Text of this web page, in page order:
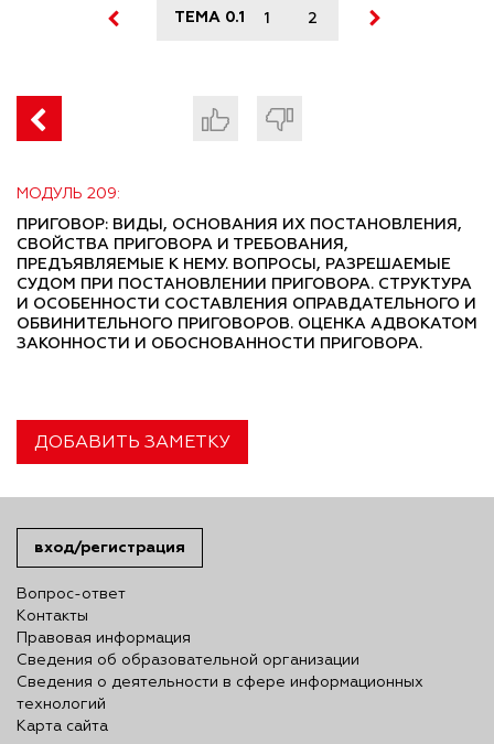
ТЕМА 0.1 1 2
МОДУЛЬ 209:
ПРИГОВОР: ВИДЫ, ОСНОВАНИЯ ИХ ПОСТАНОВЛЕНИЯ,
СВОЙСТВА ПРИГОВОРА И ТРЕБОВАНИЯ,
ПРЕДЪЯВЛЯЕМЫЕ К НЕМУ. ВОПРОСЫ, РАЗРЕШАЕМЫЕ
СУДОМ ПРИ ПОСТАНОВЛЕНИИ ПРИГОВОРА. СТРУКТУРА
И ОСОБЕННОСТИ СОСТАВЛЕНИЯ ОПРАВДАТЕЛЬНОГО И
ОБВИНИТЕЛЬНОГО ПРИГОВОРОВ. ОЦЕНКА АДВОКАТОМ
ЗАКОННОСТИ И ОБОСНОВАННОСТИ ПРИГОВОРА.
ДОБАВИТЬ ЗАМЕТКУ
вход/регистрация
Вопрос-ответ
Контакты
Правовая информация
Сведения об образовательной организации
Сведения о деятельности в сфере информационных
технологий
Карта сайта